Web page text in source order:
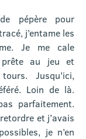
pépère pour
j’entame les
Je me cale
au jeu et
Jusqu’ici,
Loin de là.
parfaitement.
et j’avais
je n’en